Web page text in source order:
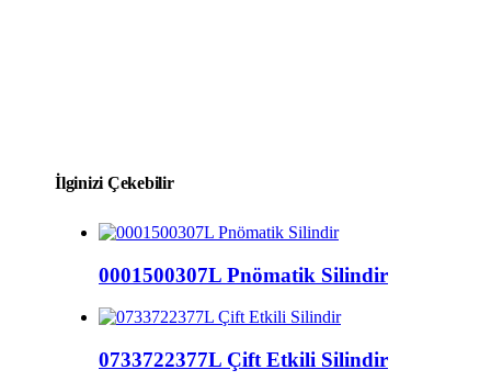
İlginizi Çekebilir
0001500307L Pnömatik Silindir
0733722377L Çift Etkili Silindir